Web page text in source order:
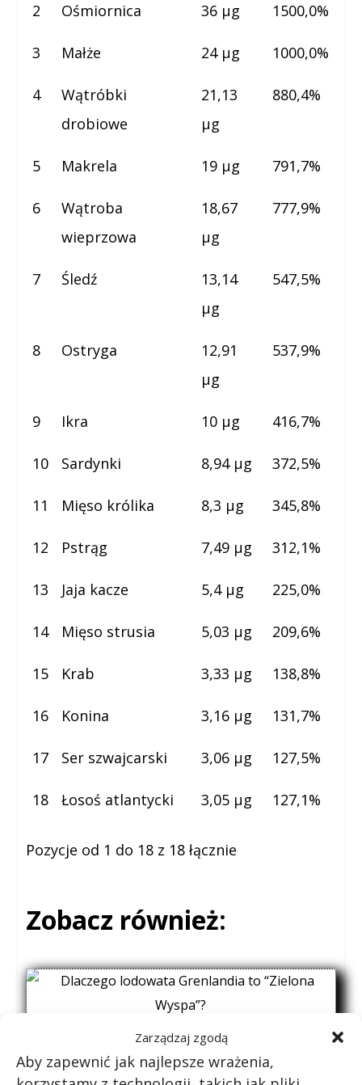
Zarządzaj zgodą
Aby zapewnić jak najlepsze wrażenia,
2 Ośmiornica 36 µg 1500,0%
3 Małże 24 µg 1000,0%
4
Wątróbki
drobiowe
21,13
µg
880,4%
5 Makrela 19 µg 791,7%
6
Wątroba
wieprzowa
18,67
µg
777,9%
7 Śledź
13,14
µg
547,5%
8 Ostryga
12,91
µg
537,9%
9 Ikra 10 µg 416,7%
10 Sardynki 8,94 µg 372,5%
11 Mięso królika 8,3 µg 345,8%
12 Pstrąg 7,49 µg 312,1%
13 Jaja kacze 5,4 µg 225,0%
14 Mięso strusia 5,03 µg 209,6%
15 Krab 3,33 µg 138,8%
16 Konina 3,16 µg 131,7%
17 Ser szwajcarski 3,06 µg 127,5%
18 Łosoś atlantycki 3,05 µg 127,1%
Pozycje od 1 do 18 z 18 łącznie
Zobacz również:
Dlaczego lodowata Grenlandia to
“Zielona Wyspa”?